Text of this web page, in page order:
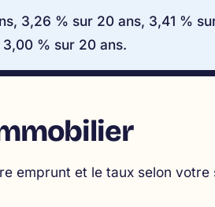
3,26 % sur 20 ans, 3,41 %
% sur 20 ans.
emprunt et le taux selon votre